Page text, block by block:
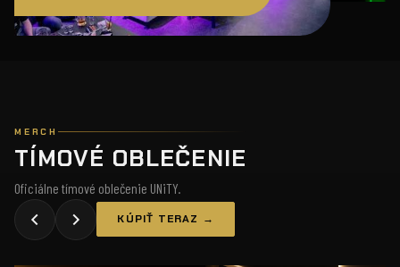
MERCH
TÍMOVÉ OBLEČENIE
Oficiálne tímové oblečenie UNiTY.
KÚPIŤ TERAZ →